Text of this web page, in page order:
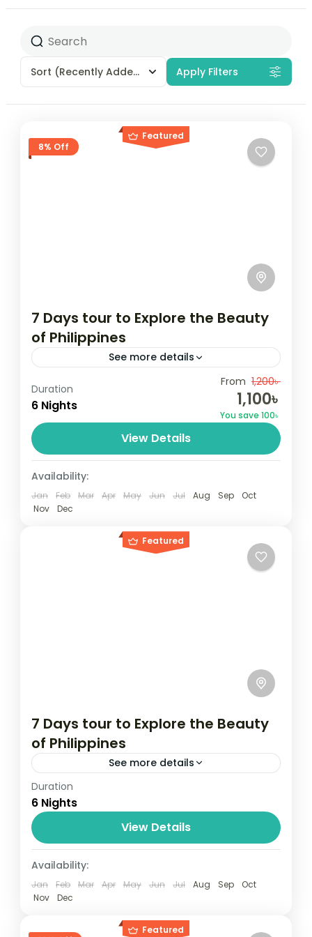
Sort (Recently Added) Apply Filters
Featured
8% Off
7 Days tour to Explore the Beauty
of Philippines
See more details
Travel is the movement of people between
relatively distant geographical locations,
and can involve travel by foot, bicycle,
automobile, train, boat, bus, airplane, or
other...
Maldives,Philippines
Duration
6 Nights
From 1,200৳
1,100৳
You save 100৳
View Details
Availability:
Jan Feb Mar Apr May Jun Jul Aug Sep
Oct
Nov
Dec
Featured
7 Days tour to Explore the Beauty
of Philippines
See more details
Travel is the movement of people between
relatively distant geographical locations,
and can involve travel by foot, bicycle,
automobile, train, boat, bus, airplane, or
other...
2 People
Duration
6 Nights
View Details
Availability:
Jan Feb Mar Apr May Jun Jul Aug Sep
Oct
Nov
Dec
Featured